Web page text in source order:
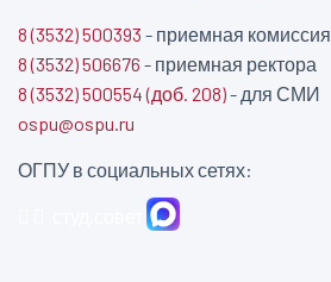
8 (3532) 500393 - приемная комиссия
8 (3532) 506676 - приемная ректора
8 (3532) 500554 (доб. 208)- для СМИ
ospu@ospu.ru
ОГПУ в социальных сетях: